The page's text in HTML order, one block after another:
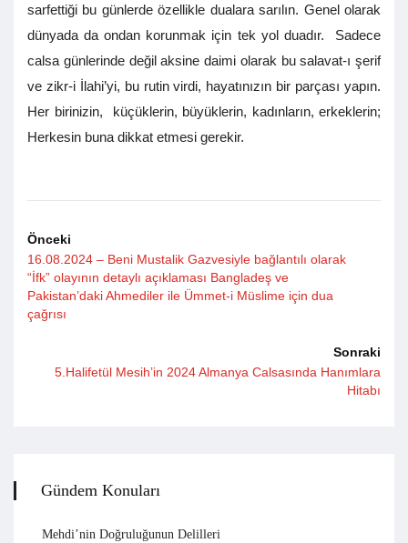
sarfettiği bu günlerde özellikle dualara sarılın. Genel olarak
dünyada da ondan korunmak için tek yol duadır. Sadece
calsa günlerinde değil aksine daimi olarak bu salavat-ı şerif
ve zikr-i İlahi’yi, bu rutin virdi, hayatınızın bir parçası yapın.
Her birinizin, küçüklerin, büyüklerin, kadınların, erkeklerin;
Herkesin buna dikkat etmesi gerekir.
Önceki
16.08.2024 – Beni Mustalik Gazvesiyle bağlantılı olarak
“İfk” olayının detaylı açıklaması Bangladeş ve
Pakistan’daki Ahmediler ile Ümmet-i Müslime için dua
çağrısı
Sonraki
5.Halifetül Mesih’in 2024 Almanya Calsasında Hanımlara
Hitabı
Gündem Konuları
Mehdi’nin Doğruluğunun Delilleri